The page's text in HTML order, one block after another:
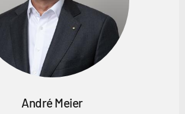
André Meier